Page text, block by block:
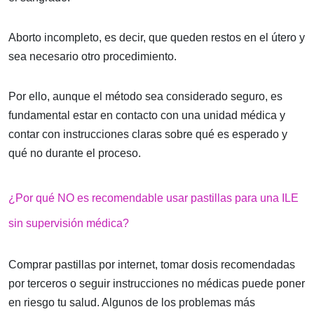
Aborto incompleto, es decir, que queden restos en el útero y
sea necesario otro procedimiento.
Por ello, aunque el método sea considerado seguro, es
fundamental estar en contacto con una unidad médica y
contar con instrucciones claras sobre qué es esperado y
qué no durante el proceso.
¿Por qué NO es recomendable usar pastillas para una ILE
sin supervisión médica?
Comprar pastillas por internet, tomar dosis recomendadas
por terceros o seguir instrucciones no médicas puede poner
en riesgo tu salud. Algunos de los problemas más